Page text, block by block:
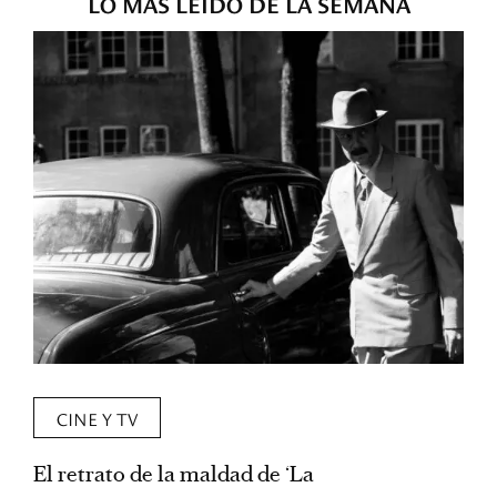
CINE Y TV
El retrato de la maldad de ‘La